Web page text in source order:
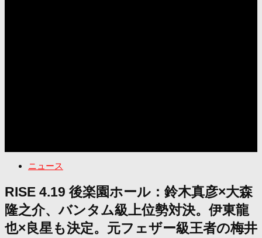
ニュース
RISE 4.19 後楽園ホール：鈴木真彦×大森
隆之介、バンタム級上位勢対決。伊東龍
也×良星も決定。元フェザー級王者の梅井